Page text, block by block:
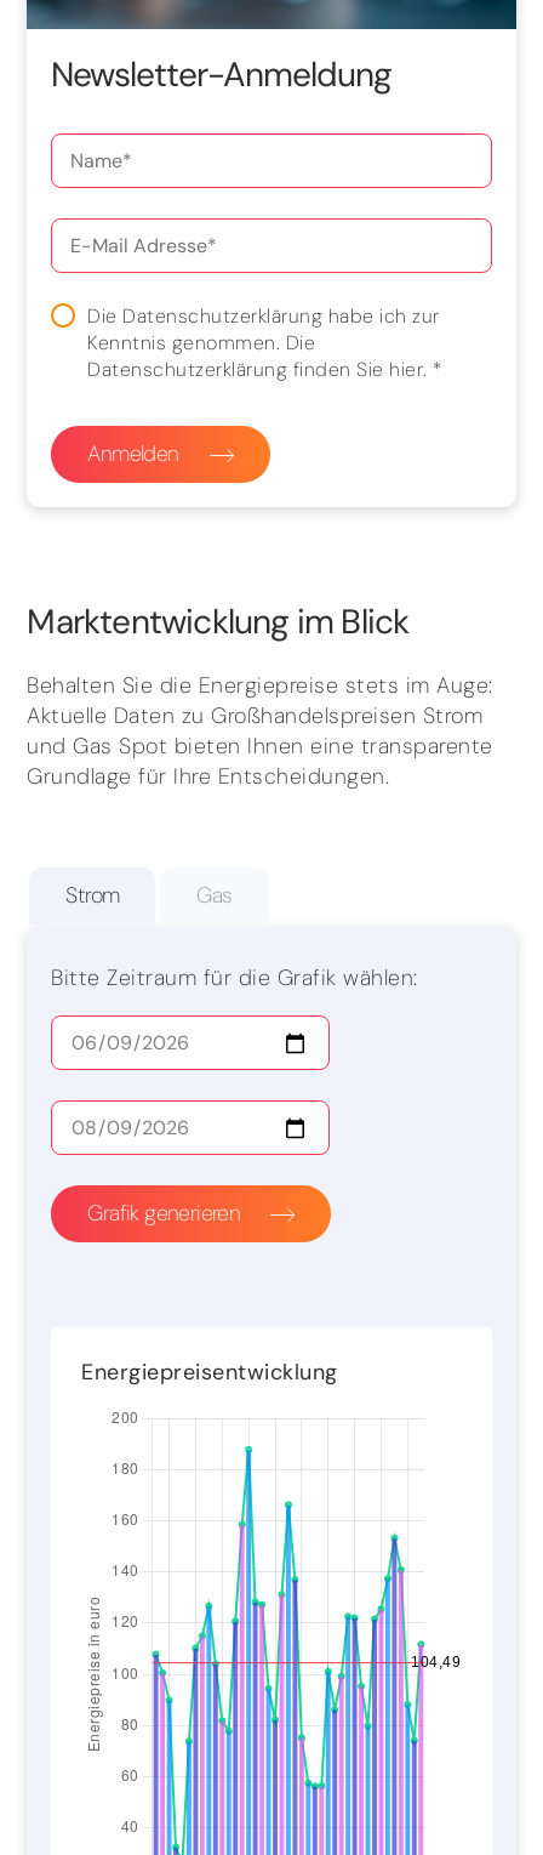
Newsletter-Anmeldung
Die Datenschutzerklärung habe ich zur
Kenntnis genommen. Die
Datenschutzerklärung finden Sie hier. *
Anmelden
Marktentwicklung im Blick
Behalten Sie die Energiepreise stets im Auge:
Aktuelle Daten zu Großhandelspreisen Strom
und Gas Spot bieten Ihnen eine transparente
Grundlage für Ihre Entscheidungen.
Strom Gas
Bitte Zeitraum für die Grafik wählen:
Grafik generieren
Energiepreisentwicklung